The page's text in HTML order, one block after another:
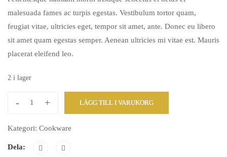
priset
20,40 kr.
18,20 kr.
malesuada fames ac turpis egestas. Vestibulum tortor quam,
feugiat vitae, ultricies eget, tempor sit amet, ante. Donec eu libero
sit amet quam egestas semper. Aenean ultricies mi vitae est. Mauris
placerat eleifend leo.
2 i lager
-
Design
+ LÄGG TILL I VARUKORG
Kategori: Cookware
Dela: